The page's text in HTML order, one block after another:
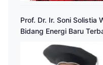
Prof. Dr. Ir. Soni Solistia
Bidang Energi Baru